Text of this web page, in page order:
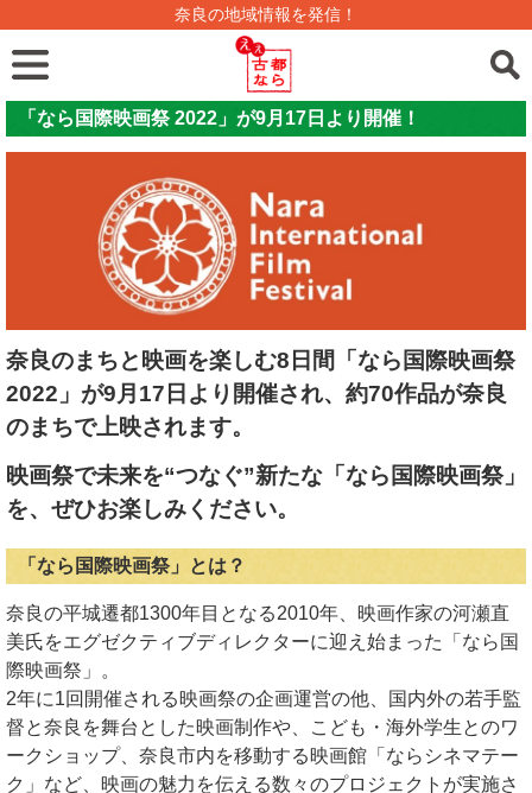
奈良の地域情報を発信！
「なら国際映画祭 2022」が9月17日より開催！
奈良のまちと映画を楽しむ8日間「なら国際映画祭
2022」が9月17日より開催され、約70作品が奈良
のまちで上映されます。
映画祭で未来を“つなぐ”新たな「なら国際映画祭」
を、ぜひお楽しみください。
「なら国際映画祭」とは？
奈良の平城遷都1300年目となる2010年、映画作家の河瀬直
美氏をエグゼクティブディレクターに迎え始まった「なら国
際映画祭」。
2年に1回開催される映画祭の企画運営の他、国内外の若手監
督と奈良を舞台とした映画制作や、こども・海外学生とのワ
ークショップ、奈良市内を移動する映画館「ならシネマテー
ク」など、映画の魅力を伝える数々のプロジェクトが実施さ